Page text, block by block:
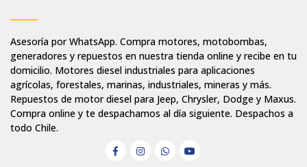
Asesoría por WhatsApp. Compra motores, motobombas,
generadores y repuestos en nuestra tienda online y recibe en tu
domicilio. Motores diesel industriales para aplicaciones
agrícolas, forestales, marinas, industriales, mineras y más.
Repuestos de motor diesel para Jeep, Chrysler, Dodge y Maxus.
Compra online y te despachamos al día siguiente. Despachos a
todo Chile.